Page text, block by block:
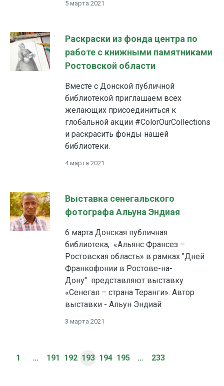
5 марта 2021
Раскраски из фонда центра по
работе с книжными памятниками
Ростовской области
Вместе с Донской публичной
библиотекой приглашаем всех
желающих присоединиться к
глобальной акции #СolorОurСollections
и раскрасить фонды нашей
библиотеки.
4 марта 2021
Выставка сенегальского
фотографа Альуна Эндиая
6 марта Донская публичная
библиотека, «Альянс Франсез –
Ростовская область» в рамках "Дней
Франкофонии в Ростове-на-
Дону" представляют выставку
«Сенегал – страна Теранги». Автор
выставки - Альун Эндиай
3 марта 2021
1 ... 191 192 193 194 195 ... 233